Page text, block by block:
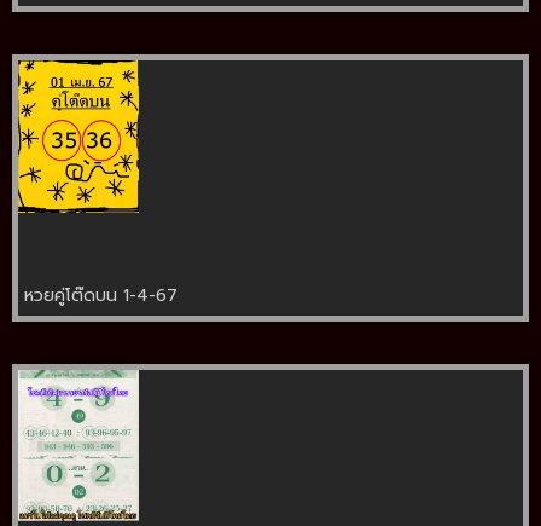
หวยคู่โต๊ดบน 1-4-67